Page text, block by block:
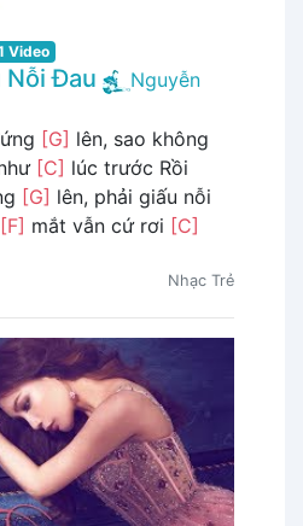
Video
Nỗi Đau
Nguyễn
[G] lên, sao không
[C] lúc trước Rồi
[G] lên, phải giấu nỗi
[F] mắt vẫn cứ rơi [C]
Nhạc Trẻ